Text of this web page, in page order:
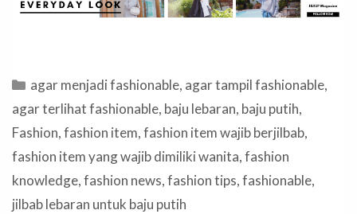
Categories
agar menjadi fashionable, agar tampil fashionable,
agar terlihat fashionable, baju lebaran, baju putih,
Fashion,fashion item,fashion item wajib berjilbab,
fashion item yang wajib dimiliki wanita,fashion
knowledge,fashion news,fashion tips,fashionable,
jilbab lebaran untuk baju putih